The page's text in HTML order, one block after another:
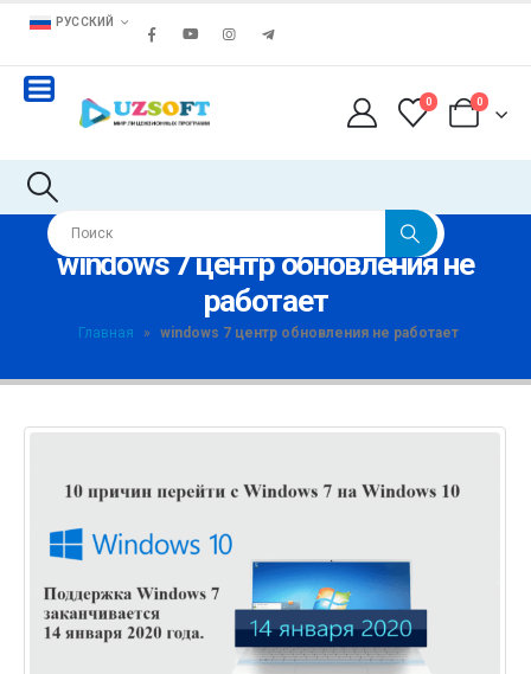
РУССКИЙ
0 0
windows 7 центр обновления не
работает
Главная » windows 7 центр обновления не работает